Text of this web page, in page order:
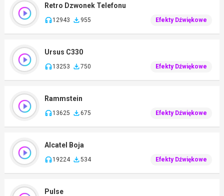
Retro Dzwonek Telefonu
12943 955 Efekty Dźwiękowe
Ursus C330
13253 750 Efekty Dźwiękowe
Rammstein
13625 675 Efekty Dźwiękowe
Alcatel Boja
19224 534 Efekty Dźwiękowe
Pulse